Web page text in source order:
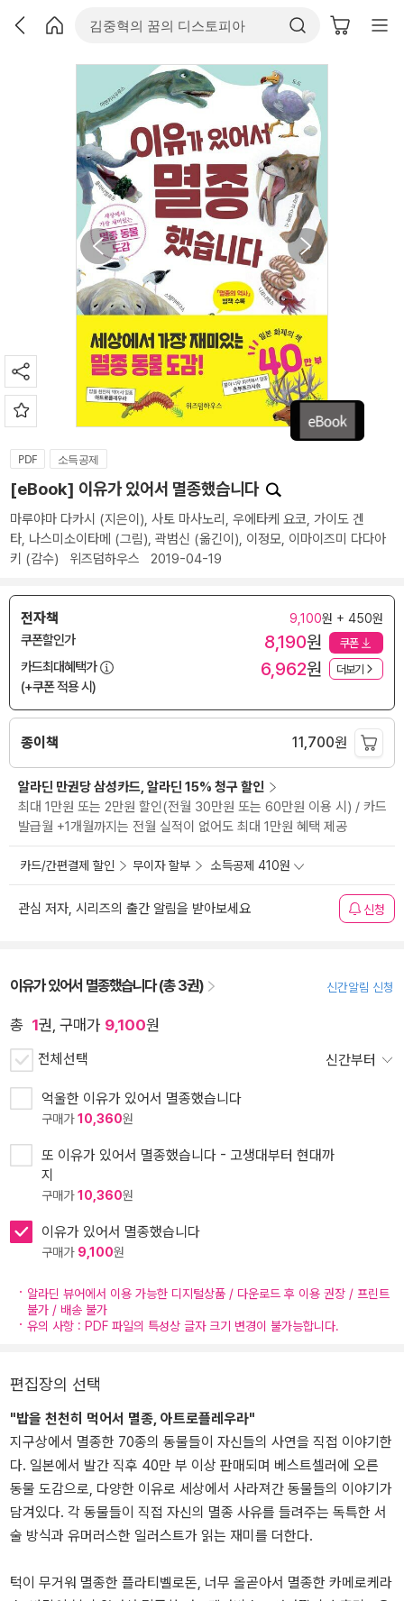
PDF 소득공제
[eBook] 이유가 있어서 멸종했습니다
마루야마 다카시 (지은이), 사토 마사노리 , 우에타케 요코, 가이도 겐
타, 나스미소이타메 (그림), 곽범신 (옮긴이), 이정모, 이마이즈미 다다아
키 (감수) 위즈덤하우스 2019-04-19
전자책 9,100원 + 450원
쿠폰할인가 8,190원 쿠폰
카드최대혜택가
(+쿠폰 적용 시)
6,962원 더보기
종이책 11,700원
알라딘 만권당 삼성카드, 알라딘 15% 청구 할인
최대 1만원 또는 2만원 할인(전월 30만원 또는 60만원 이용 시) / 카드
발급월 +1개월까지는 전월 실적이 없어도 최대 1만원 혜택 제공
카드/간편결제 할인 무이자 할부 소득공제 410원
관심 저자, 시리즈의 출간 알림을 받아보세요 신청
이유가 있어서 멸종했습니다 (총 3권) 신간알림 신청
총 1권, 구매가 9,100원
전체선택 신간부터
억울한 이유가 있어서 멸종했습니다
구매가10,360원
또 이유가 있어서 멸종했습니다 - 고생대부터 현대까
지
구매가10,360원
이유가 있어서 멸종했습니다
구매가 9,100원
알라딘 뷰어에서 이용 가능한 디지털상품 / 다운로드 후 이용 권장 / 프린트
불가 / 배송 불가
유의 사항 : PDF 파일의 특성상 글자 크기 변경이 불가능합니다.
편집장의 선택
"밥을 천천히 먹어서 멸종, 아트로플레우라"
지구상에서 멸종한 70종의 동물들이 자신들의 사연을 직접 이야기한
다. 일본에서 발간 직후 40만 부 이상 판매되며 베스트셀러에 오른
동물 도감으로, 다양한 이유로 세상에서 사라져간 동물들의 이야기가
담겨있다. 각 동물들이 직접 자신의 멸종 사유를 들려주는 독특한 서
술 방식과 유머러스한 일러스트가 읽는 재미를 더한다.
턱이 무거워 멸종한 플라티벨로돈, 너무 올곧아서 멸종한 카메로케라